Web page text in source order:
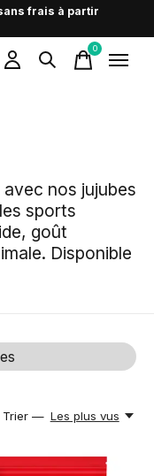
frais à partir
0items
nos jujubes
sports
goût
Disponible
Trier — Les plus vus